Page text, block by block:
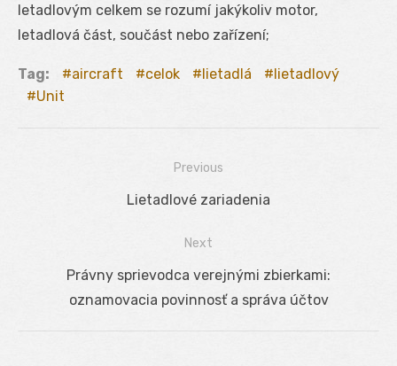
letadlovým celkem se rozumí jakýkoliv motor,
letadlová část, součást nebo zařízení;
Tag: aircraft celok lietadlá
lietadlový
Unit
Navigácia
Previous
Previous
Lietadlové zariadenia
Next
Právny sprievodca verejnými zbierkami:
oznamovacia povinnosť a správa účtov